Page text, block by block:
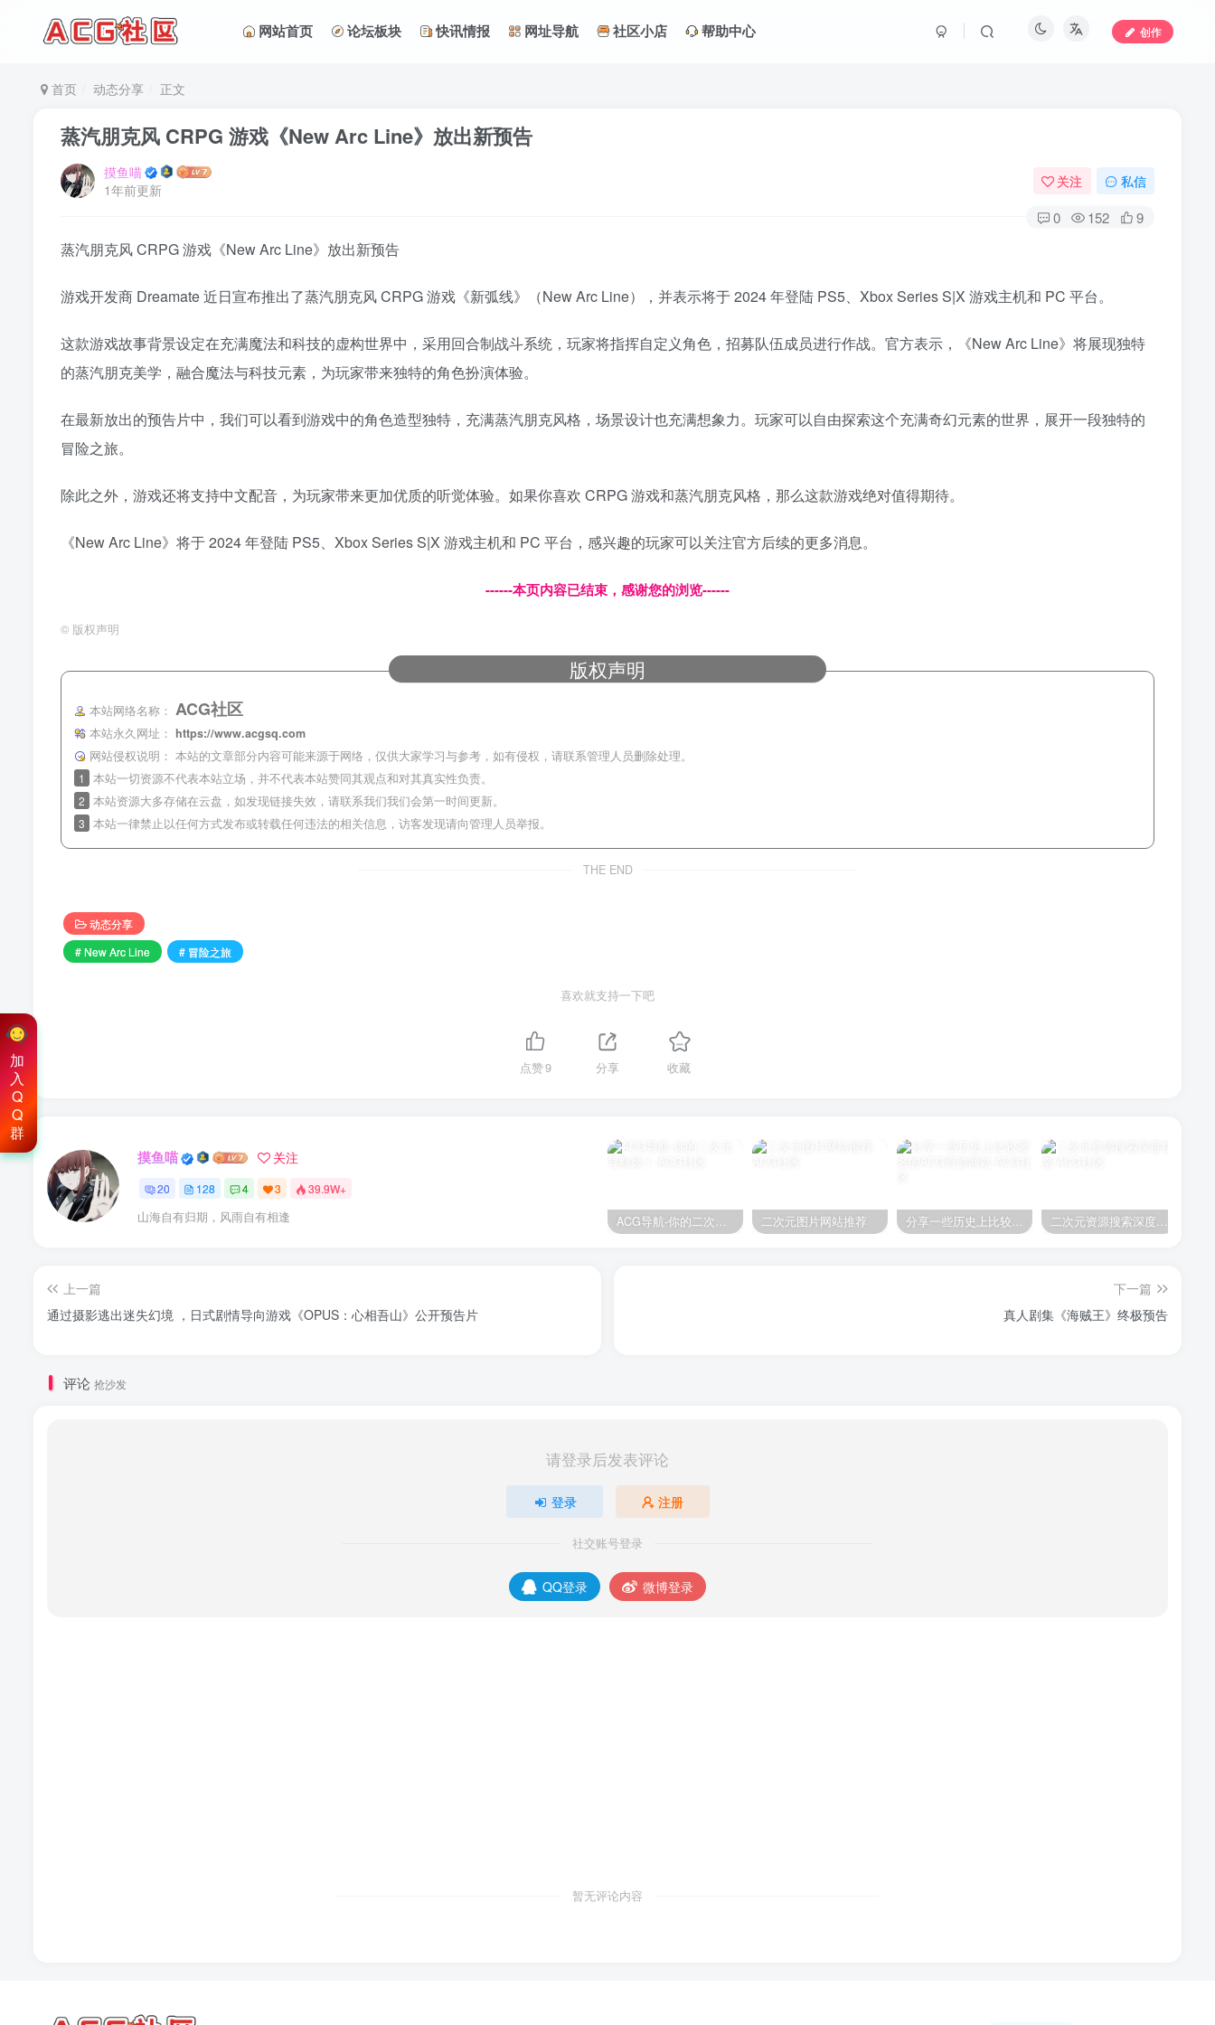
网站首页 论坛板块 快讯情报 网址导航 社区小店 帮助中心 创作
首页 动态分享 正文
蒸汽朋克风 CRPG 游戏《New Arc Line》放出新预告
摸鱼喵
1年前更新
关注 私信
0 152 9
蒸汽朋克风 CRPG 游戏《New Arc Line》放出新预告
游戏开发商 Dreamate 近日宣布推出了蒸汽朋克风 CRPG 游戏《新弧线》（New Arc Line），并表示将于 2024 年登陆 PS5、Xbox Series S|X 游戏主机和 PC 平台。
这款游戏故事背景设定在充满魔法和科技的虚构世界中，采用回合制战斗系统，玩家将指挥自定义角色，招募队伍成员进行作战。官方表示，《New Arc Line》将展现独特
的蒸汽朋克美学，融合魔法与科技元素，为玩家带来独特的角色扮演体验。
在最新放出的预告片中，我们可以看到游戏中的角色造型独特，充满蒸汽朋克风格，场景设计也充满想象力。玩家可以自由探索这个充满奇幻元素的世界，展开一段独特的
冒险之旅。
除此之外，游戏还将支持中文配音，为玩家带来更加优质的听觉体验。如果你喜欢 CRPG 游戏和蒸汽朋克风格，那么这款游戏绝对值得期待。
《New Arc Line》将于 2024 年登陆 PS5、Xbox Series S|X 游戏主机和 PC 平台，感兴趣的玩家可以关注官方后续的更多消息。
------本页内容已结束，感谢您的浏览------
© 版权声明
版权声明
本站网络名称： ACG社区
本站永久网址：
https://www.acgsq.com
网站侵权说明： 本站的文章部分内容可能来源于网络，仅供大家学习与参考，如有侵权，请联系管理人员删除处理。
1 本站一切资源不代表本站立场，并不代表本站赞同其观点和对其真实性负责。
2 本站资源大多存储在云盘，如发现链接失效，请联系我们我们会第一时间更新。
3 本站一律禁止以任何方式发布或转载任何违法的相关信息，访客发现请向管理人员举报。
THE END
动态分享
# New Arc Line
# 冒险之旅
喜欢就支持一下吧
点赞9 分享 收藏
摸鱼喵 关注
20 128 4 3 39.9W+
山海自有归期，风雨自有相逢 ACG导航-你的二次元导航姬！ 二次元图片网站推荐 分享一些历史上比较著名的ACG资源网站 二次元资源搜索深度指南
上一篇
通过摄影逃出迷失幻境 ，日式剧情导向游戏《OPUS：心相吾山》公开预告片
下一篇
真人剧集《海贼王》终极预告
评论 抢沙发
请登录后发表评论
登录 注册
社交账号登录
QQ登录 微博登录
暂无评论内容
加
入
Q
Q
群